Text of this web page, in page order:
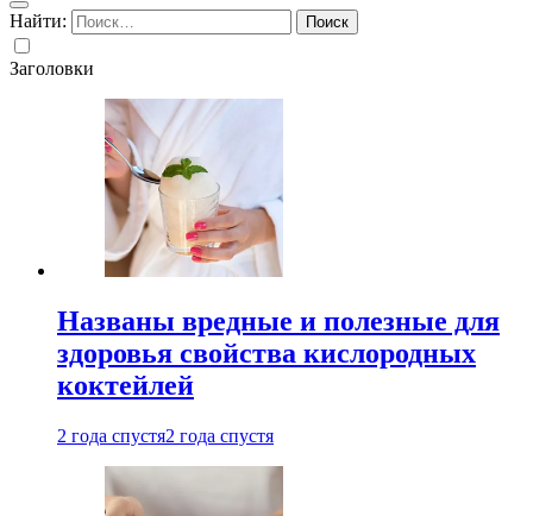
Найти:
Заголовки
Названы вредные и полезные для
здоровья свойства кислородных
коктейлей
2 года спустя2 года спустя